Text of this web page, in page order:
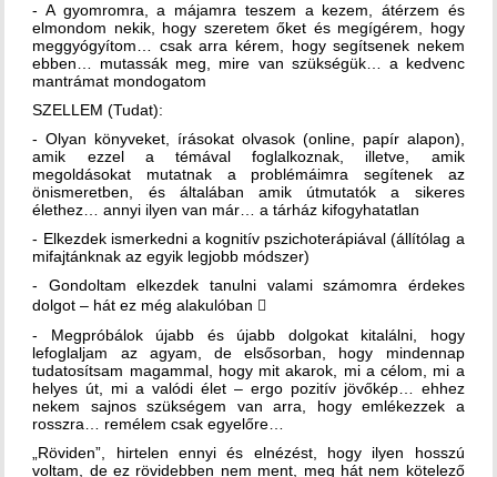
- A gyomromra, a májamra teszem a kezem, átérzem és
elmondom nekik, hogy szeretem őket és megígérem, hogy
meggyógyítom… csak arra kérem, hogy segítsenek nekem
ebben… mutassák meg, mire van szükségük… a kedvenc
mantrámat mondogatom
SZELLEM (Tudat):
- Olyan könyveket, írásokat olvasok (online, papír alapon),
amik ezzel a témával foglalkoznak, illetve, amik
megoldásokat mutatnak a problémáimra segítenek az
önismeretben, és általában amik útmutatók a sikeres
élethez… annyi ilyen van már… a tárház kifogyhatatlan
- Elkezdek ismerkedni a kognitív pszichoterápiával (állítólag a
mifajtánknak az egyik legjobb módszer)
- Gondoltam elkezdek tanulni valami számomra érdekes
dolgot – hát ez még alakulóban 
- Megpróbálok újabb és újabb dolgokat kitalálni, hogy
lefoglaljam az agyam, de elsősorban, hogy mindennap
tudatosítsam magammal, hogy mit akarok, mi a célom, mi a
helyes út, mi a valódi élet – ergo pozitív jövőkép… ehhez
nekem sajnos szükségem van arra, hogy emlékezzek a
rosszra… remélem csak egyelőre…
„Röviden”, hirtelen ennyi és elnézést, hogy ilyen hosszú
voltam, de ez rövidebben nem ment, meg hát nem kötelező